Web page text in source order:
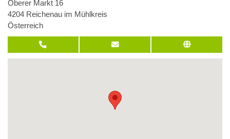
Oberer Markt 16
4204 Reichenau im Mühlkreis
Österreich